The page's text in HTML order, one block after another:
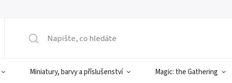
Miniatury, barvy a příslušenství Magic: the Gathering